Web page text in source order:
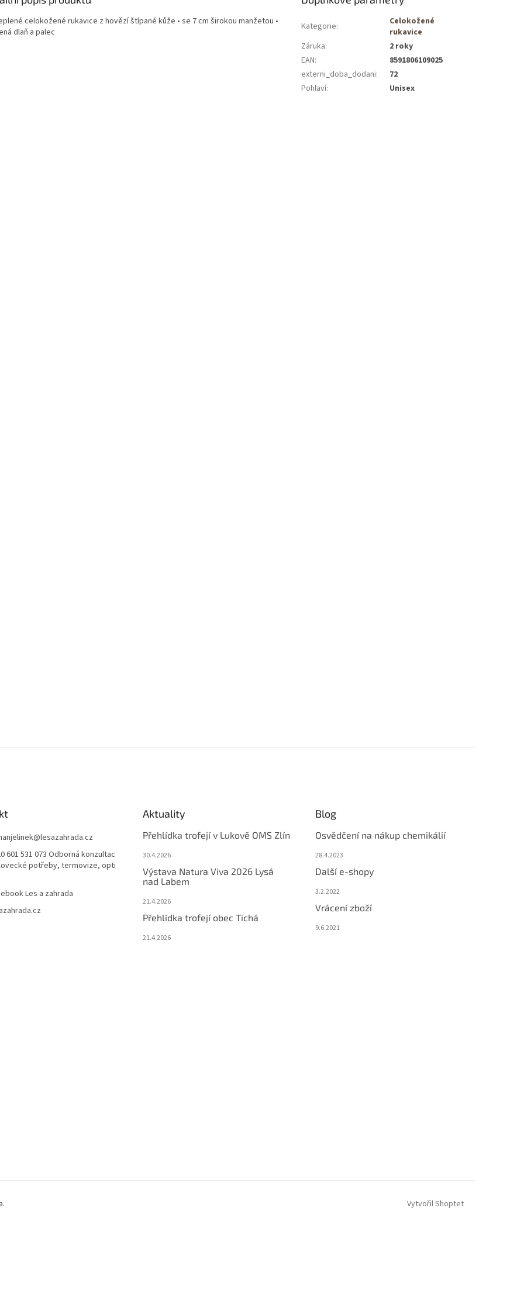
celokožené rukavice z hovězí štípané kůže • se 7 cm širokou manžetou •
dlaň a palec
Kategorie:
Celokožené
rukavice
Záruka:
2 roky
EAN:
8591806109025
externi_doba_dodani:
72
Pohlaví: Unisex
@lesazahrada.cz
601 531 073 Odborná konzultac
potřeby, termovize, opti
Les a zahrada
Aktuality
Přehlídka trofejí v Lukově OMS Zlín
30.4.2026
Výstava Natura Viva 2026 Lysá
nad Labem
21.4.2026
Přehlídka trofejí obec Tichá
21.4.2026
Blog
Osvědčení na nákup chemikálií
28.4.2023
Další e-shopy
3.2.2022
Vrácení zboží
9.6.2021
Vytvořil Shoptet